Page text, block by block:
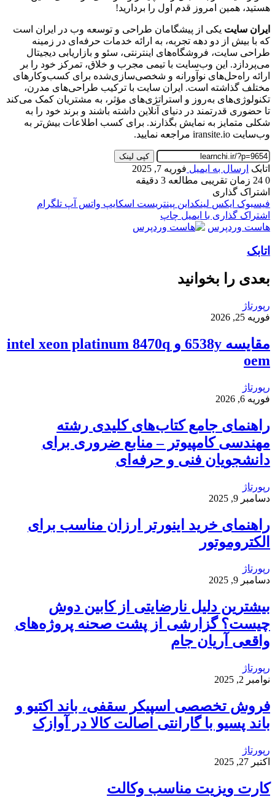
هستید، همین امروز قدم اول را بردارید!
ایران سایت یکی از پیشگامان طراحی و توسعه وب در ایران است
که با بیش از دو دهه تجربه، به ارائه خدمات حرفه‌ای در زمینه
طراحی سایت، فروشگاه‌های اینترنتی، سئو و بازاریابی دیجیتال
می‌پردازد. این وب‌سایت با تیمی مجرب و خلاق، تمرکز خود را بر
ارائه راه‌حل‌های نوآورانه و شخصی‌سازی‌شده برای کسب‌وکارهای
مختلف گذاشته است. ایران سایت با ترکیب طراحی‌های مدرن،
تکنولوژی‌های به‌روز و استراتژی‌های مؤثر، به مشتریان کمک می‌کند
تا حضوری قدرتمند در دنیای آنلاین داشته باشند و برند خود را به
شکلی متمایز به نمایش بگذارند. برای کسب اطلاعات بیش‌تر به
وب‌سایت iransite.io مراجعه نمایید.
کپی لینک
اتابک ارسال به ایمیل فوریه 7, 2025
0
زمان تقریبی مطالعه 3 دقیقه
اشتراک گذاری
فیسبوک ایکس لینکداین پینتریست اسکایپ واتس آپ تلگرام
اشتراک گذاری با ایمیل چاپ
هاست وردپرس
اتابک
بعدی را بخوانید
رپورتاژ
فوریه 25, 2026
مقایسه 6538y و intel xeon platinum 8470q
oem
رپورتاژ
فوریه 6, 2026
راهنمای جامع کتاب‌های کلیدی رشته
مهندسی کامپیوتر – منابع ضروری برای
دانشجویان فنی و حرفه‌ای
رپورتاژ
دسامبر 9, 2025
راهنمای خرید اینورتر ارزان مناسب برای
الکتروموتور
رپورتاژ
دسامبر 9, 2025
بیشترین دلیل نارضایتی از کابین دوش
چیست؟ گزارشی از پشت صحنه پروژه‌های
واقعی آریان جام
رپورتاژ
نوامبر 2, 2025
فروش تخصصی اسپیکر سقفی، باند اکتیو و
باند پسیو با گارانتی اصالت کالا در آوازک
رپورتاژ
اکتبر 27, 2025
کارت ویزیت مناسب وکالت